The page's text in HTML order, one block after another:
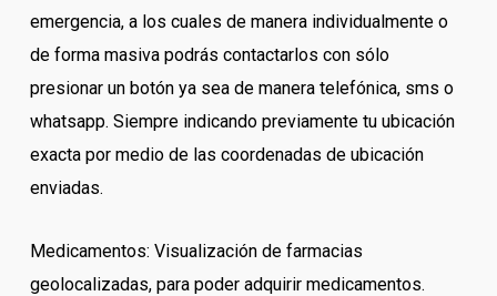
emergencia, a los cuales de manera individualmente o
de forma masiva podrás contactarlos con sólo
presionar un botón ya sea de manera telefónica, sms o
whatsapp. Siempre indicando previamente tu ubicación
exacta por medio de las coordenadas de ubicación
enviadas.
Medicamentos: Visualización de farmacias
geolocalizadas, para poder adquirir medicamentos.